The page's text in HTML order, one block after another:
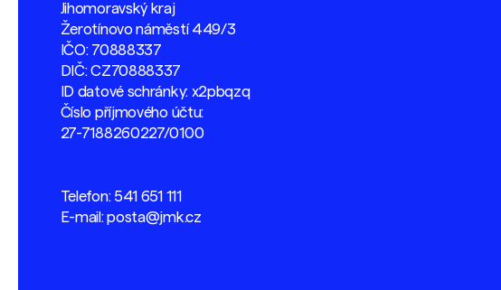
Jihomoravský kraj
Žerotínovo náměstí 449/3
IČO: 70888337
DIČ: CZ70888337
ID datové schránky: x2pbqzq
Číslo příjmového účtu:
27-7188260227/0100
Telefon: 541 651 111
E-mail:posta@jmk.cz